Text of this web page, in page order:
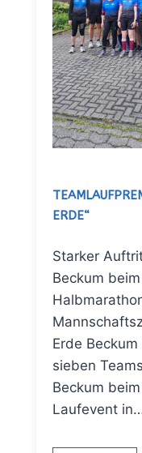
ERDE“
Starker
Beckum
Erde
sieben
Beckum
Laufevent